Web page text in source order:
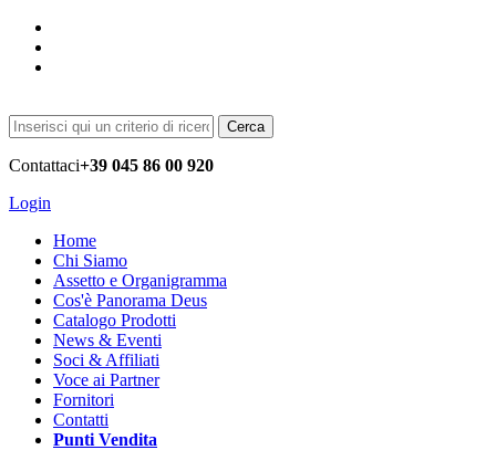
Cerca
Contattaci+39 045 86 00 920
Login
Home
Chi Siamo
Assetto e Organigramma
Cos'è Panorama Deus
Catalogo Prodotti
News & Eventi
Soci & Affiliati
Voce ai Partner
Fornitori
Contatti
Punti Vendita